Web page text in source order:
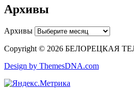
Архивы
Архивы
Copyright © 2026 БЕЛОРЕЦКАЯ
Design by ThemesDNA.com